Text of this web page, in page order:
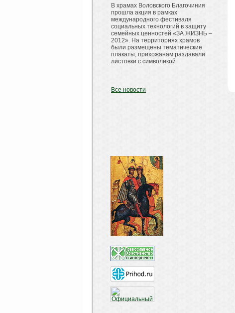
В храмах Воловского Благочиния
прошла акция в рамках
международного фестиваля
социальных технологий в защиту
семейных ценностей «ЗА ЖИЗНЬ –
2012». На территориях храмов
были размещены тематические
плакаты, прихожанам раздавали
листовки с символикой
Все новости